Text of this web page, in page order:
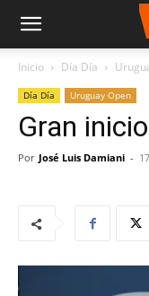
Inicio Día Día
Día Día Uruguay Open
Gran
Por José Luis Damiani -